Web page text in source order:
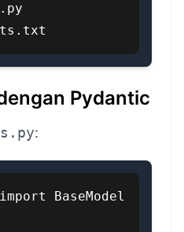
Pydantic
:
BaseModel